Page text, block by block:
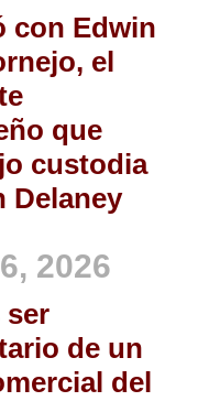
con Edwin
el
que
custodia
Delaney
2026
ser
de un
del